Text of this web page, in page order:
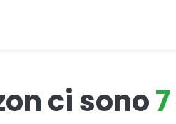
ci sono7